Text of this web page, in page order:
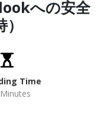
への安全
Time